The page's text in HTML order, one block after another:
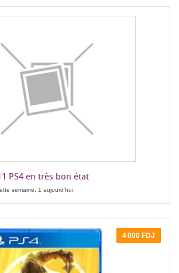
PS4 en très bon état
semaine, 1 aujourd'hui
4 000 FDJ